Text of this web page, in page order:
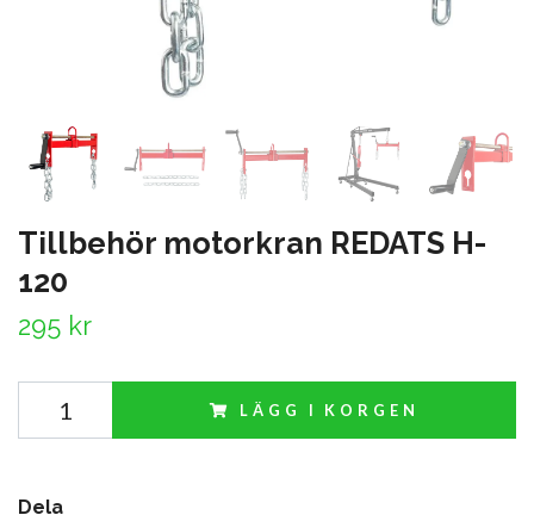
Tillbehör motorkran REDATS H-
120
295 kr
LÄGG I KORGEN
Dela